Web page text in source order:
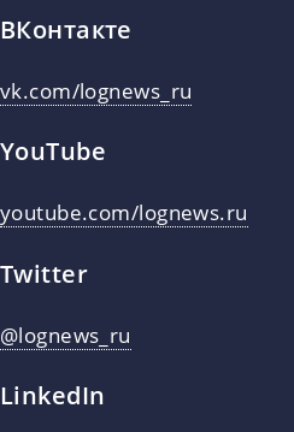
ВКонтакте
vk.com/lognews_ru
YouTube
youtube.com/lognews.ru
Twitter
@lognews_ru
LinkedIn